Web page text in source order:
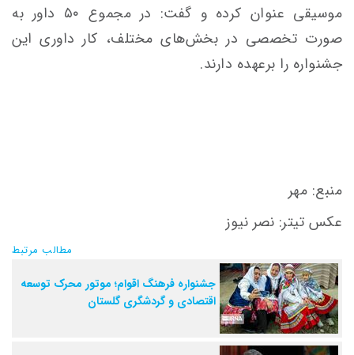
موسیقی عنوان کرده و گفت: در مجموع ۵۰ داور به
صورت تخصصی در بخش‌های مختلف، کار داوری این
جشنواره را برعهده دارند.
منبع: مهر
عکس تیتر: نصر نیوز
مطالب مرتبط
جشنواره فرهنگ اقوام؛ موتور محرک توسعه
اقتصادی و گردشگری گلستان